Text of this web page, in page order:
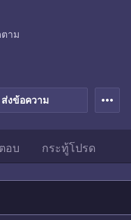
าม
ส่งข้อความ more_horiz
อบ กระทู้โปรด